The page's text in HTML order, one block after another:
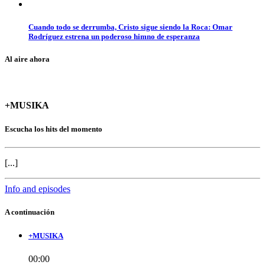
Cuando todo se derrumba, Cristo sigue siendo la Roca: Omar
Rodríguez estrena un poderoso himno de esperanza
Al aire ahora
+MUSIKA
Escucha los hits del momento
[...]
Info and episodes
A continuación
+MUSIKA
00:00